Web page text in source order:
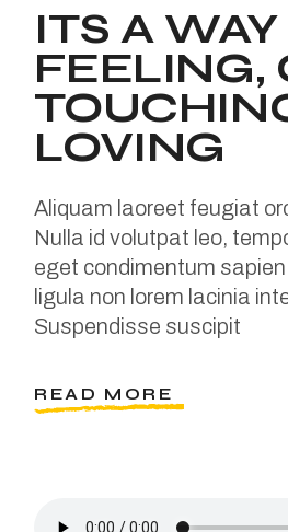
ITS A
FEELING,
LOVING
Aliquam laoreet feugiat
Nulla id volutpat leo,
eget condimentum
ligula non lorem lacinia
Suspendisse suscipit
READ MORE